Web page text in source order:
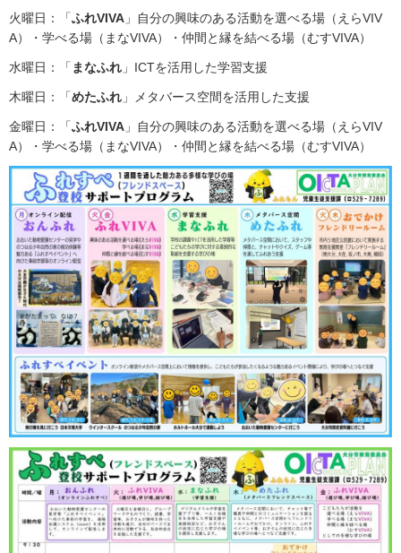
火曜日：「ふれVIVA 」自分の興味のある活動を選べる場（えらVIV
A）・学べる場（まなVIVA）・仲間と縁を結べる場（むすVIVA）
水曜日：「 まなふれ 」ICTを活用した学習支援
木曜日：「めたふれ 」メタバース空間を活用した支援
金曜日：「ふれVIVA 」自分の興味のある活動を選べる場（えらVIV
A）・学べる場（まなVIVA）・仲間と縁を結べる場（むすVIVA）